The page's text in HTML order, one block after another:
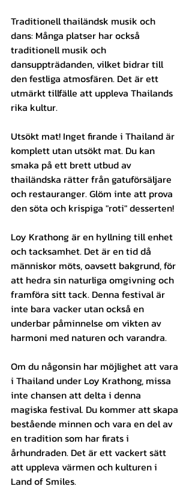
Traditionell thailändsk musik och
dans: Många platser har också
traditionell musik och
dansuppträdanden, vilket bidrar till
den festliga atmosfären. Det är ett
utmärkt tillfälle att uppleva Thailands
rika kultur.
Utsökt mat! Inget firande i Thailand är
komplett utan utsökt mat. Du kan
smaka på ett brett utbud av
thailändska rätter från gatuförsäljare
och restauranger. Glöm inte att prova
den söta och krispiga "roti" desserten!
Loy Krathong är en hyllning till enhet
och tacksamhet. Det är en tid då
människor möts, oavsett bakgrund, för
att hedra sin naturliga omgivning och
framföra sitt tack. Denna festival är
inte bara vacker utan också en
underbar påminnelse om vikten av
harmoni med naturen och varandra.
Om du någonsin har möjlighet att vara
i Thailand under Loy Krathong, missa
inte chansen att delta i denna
magiska festival. Du kommer att skapa
bestående minnen och vara en del av
en tradition som har firats i
århundraden. Det är ett vackert sätt
att uppleva värmen och kulturen i
Land of Smiles.